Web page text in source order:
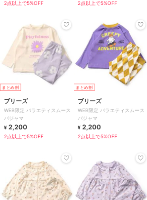
2点以上で5%OFF 2点以上で5%OFF
まとめ割
ブリーズ
WEB限定 バラエティスムース
パジャマ
¥ 2,200
2点以上で5%OFF
まとめ割
ブリーズ
WEB限定 バラエティスムース
パジャマ
¥ 2,200
2点以上で5%OFF